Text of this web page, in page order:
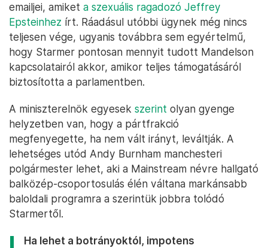
emailjei, amiket a szexuális ragadozó Jeffrey
Epsteinhez írt. Ráadásul utóbbi ügynek még nincs
teljesen vége, ugyanis továbbra sem egyértelmű,
hogy Starmer pontosan mennyit tudott Mandelson
kapcsolatairól akkor, amikor teljes támogatásáról
biztosította a parlamentben.
A miniszterelnök egyesek szerint olyan gyenge
helyzetben van, hogy a pártfrakció
megfenyegette, ha nem vált irányt, leváltják. A
lehetséges utód Andy Burnham manchesteri
polgármester lehet, aki a Mainstream névre hallgató
balközép-csoportosulás élén váltana markánsabb
baloldali programra a szerintük jobbra tolódó
Starmertől.
Ha lehet a botrányoktól, impotens